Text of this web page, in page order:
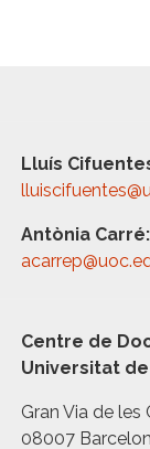
Lluís
Antònia Carré:
Centre de
Universitat
Gran Via de les
08007